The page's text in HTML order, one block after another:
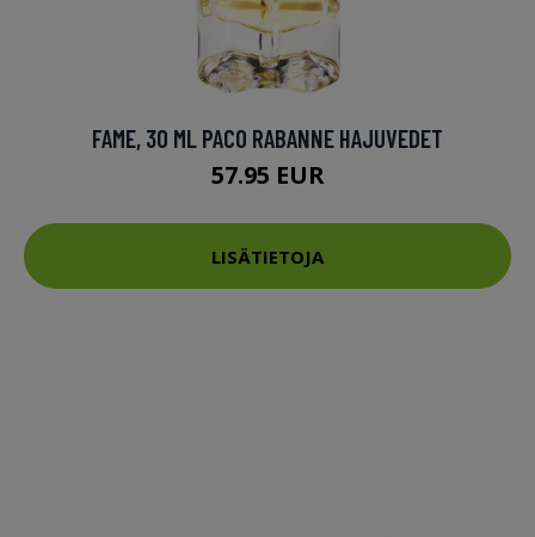
FAME, 30 ML PACO RABANNE HAJUVEDET
57.95 EUR
LISÄTIETOJA